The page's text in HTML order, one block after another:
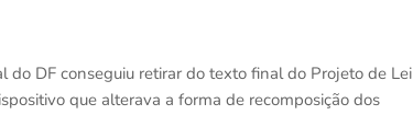
DF conseguiu retirar do texto final do Projeto de Lei
que alterava a forma de recomposição dos